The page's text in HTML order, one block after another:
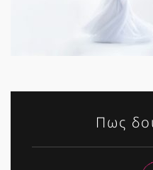
Πως